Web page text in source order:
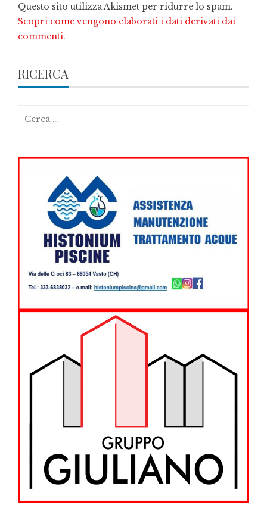
Questo sito utilizza Akismet per ridurre lo spam.
Scopri come vengono elaborati i dati derivati dai
commenti.
RICERCA